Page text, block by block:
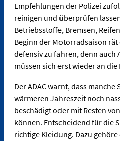
Empfehlungen der Polizei
reinigen und überprüfen
Betriebsstoffe, Bremsen,
Beginn der Motorradsaison
defensiv zu fahren, denn
müssen sich erst wieder an
Der ADAC warnt, dass
wärmeren Jahreszeit noch
beschädigt oder mit Resten
können. Entscheidend für die
richtige Kleidung. Dazu